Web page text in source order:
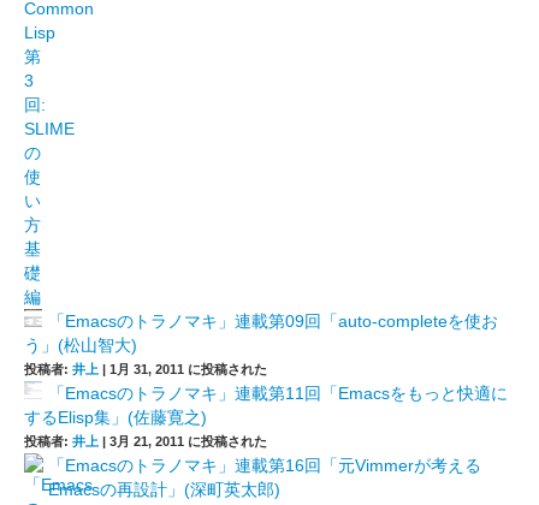
「Emacsのトラノマキ」連載第09回「auto-completeを使お
う」(松山智大)
投稿者: 井上 | 1月 31, 2011 に投稿された
「Emacsのトラノマキ」連載第11回「Emacsをもっと快適に
するElisp集」(佐藤寛之)
投稿者: 井上 | 3月 21, 2011 に投稿された
「Emacsのトラノマキ」連載第16回「元Vimmerが考える
Emacsの再設計」(深町英太郎)